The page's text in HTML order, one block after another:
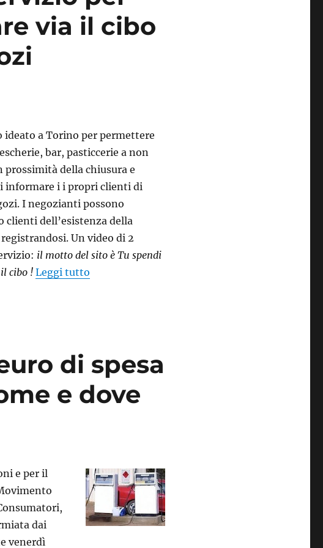
via il cibo
ideato a Torino per permettere
bar, pasticcerie a non
della chiusura e
informare i i propri clienti di
I negozianti possono
dell’esistenza della
Un video di 2
il motto del sito è Tu spendi
cibo ! Leggi tutto
di spesa
e dove
e per il
dai
venerdì